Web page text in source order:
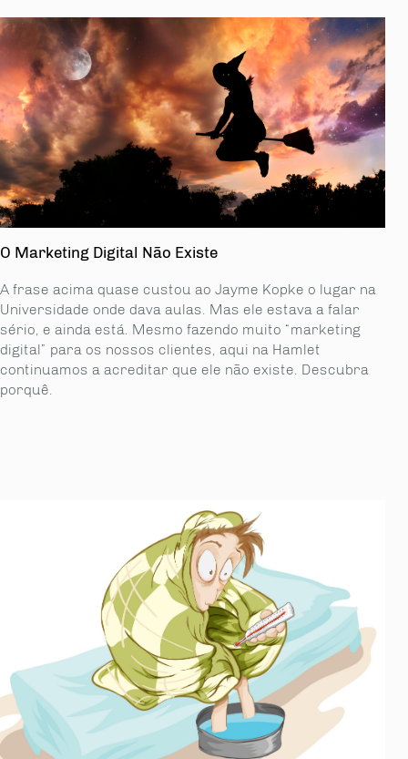
O Marketing Digital Não Existe
A frase acima quase custou ao Jayme Kopke o lugar na
Universidade onde dava aulas. Mas ele estava a falar
sério, e ainda está. Mesmo fazendo muito “marketing
digital” para os nossos clientes, aqui na Hamlet
continuamos a acreditar que ele não existe. Descubra
porquê.